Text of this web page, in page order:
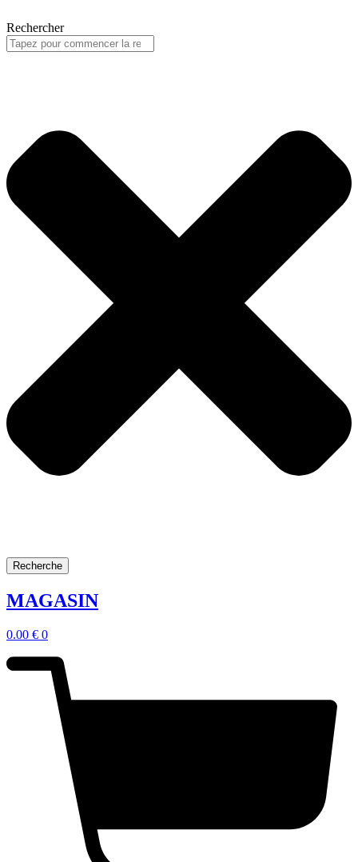
Rechercher
Recherche
MAGASIN
0.00 € 0